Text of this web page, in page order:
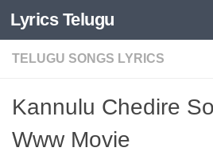
Skip to content
Lyrics Telugu
TELUGU SONGS LYRICS
Kannulu Chedire
Www Movie